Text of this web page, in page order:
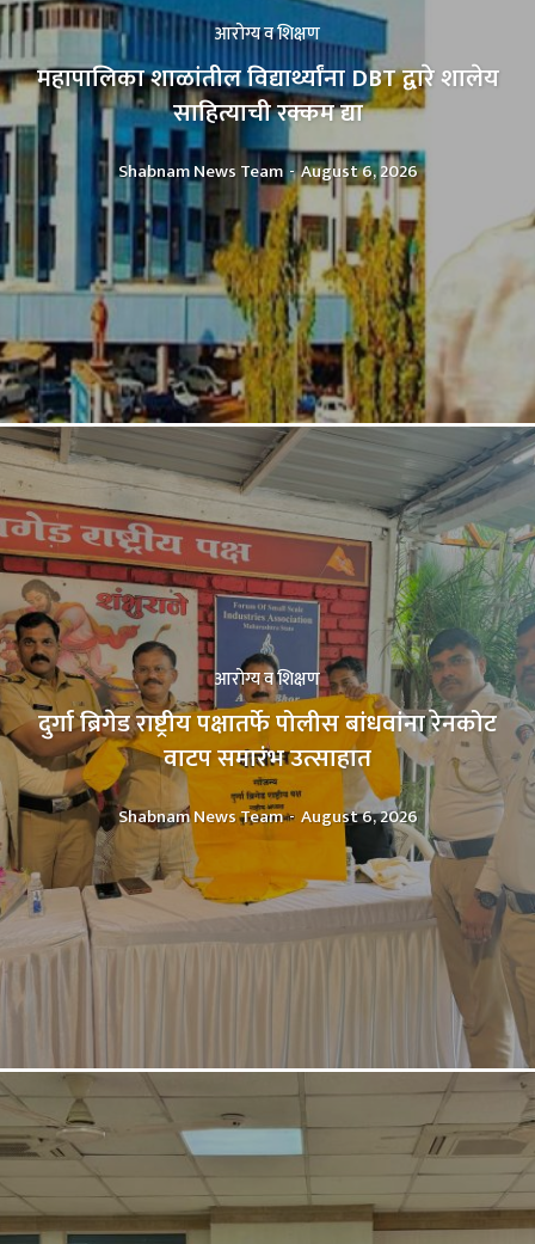
आरोग्य व शिक्षण
महापालिका शाळांतील विद्यार्थ्यांना DBT द्वारे शालेय
साहित्याची रक्कम द्या
Shabnam News Team - August 6, 2026
आरोग्य व शिक्षण
दुर्गा ब्रिगेड राष्ट्रीय पक्षातर्फे पोलीस बांधवांना रेनकोट
वाटप समारंभ उत्साहात
Shabnam News Team - August 6, 2026